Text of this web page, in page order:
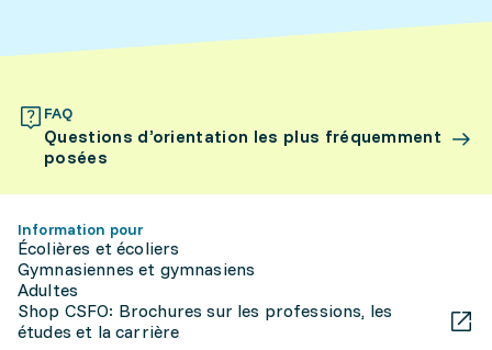
FAQ
Questions d’orientation les plus fréquemment
posées
Information pour
Écolières et écoliers
Gymnasiennes et gymnasiens
Adultes
Shop CSFO: Brochures sur les professions, les
études et la carrière